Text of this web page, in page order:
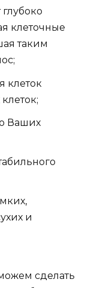
клеточные
таким
клеток
Ваших
и
сделать